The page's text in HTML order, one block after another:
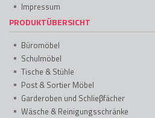
Impressum
PRODUKTÜBERSICHT
Büromöbel
Schulmöbel
Tische & Stühle
Post & Sortier Möbel
Garderoben und Schlieβfächer
Wäsche & Reinigungsschränke